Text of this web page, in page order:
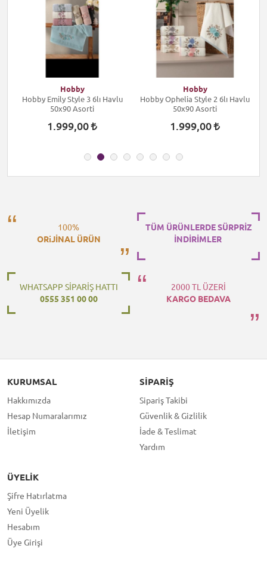
Hobby
Hobby Emily Style 3 6lı Havlu
50x90 Asorti
1.999,00
Hobby
Hobby Ophelia Style 2 6lı Havlu
50x90 Asorti
1.999,00
100%
ORiJİNAL ÜRÜN
TÜM ÜRÜNLERDE SÜRPRİZ
İNDİRİMLER
WHATSAPP SİPARİŞ HATTI
0555 351 00 00
2000 TL ÜZERİ
KARGO BEDAVA
KURUMSAL
Hakkımızda
Hesap Numaralarımız
İletişim
SIPARIŞ
Sipariş Takibi
Güvenlik & Gizlilik
İade & Teslimat
Yardım
ÜYELIK
Şifre Hatırlatma
Yeni Üyelik
Hesabım
Üye Girişi